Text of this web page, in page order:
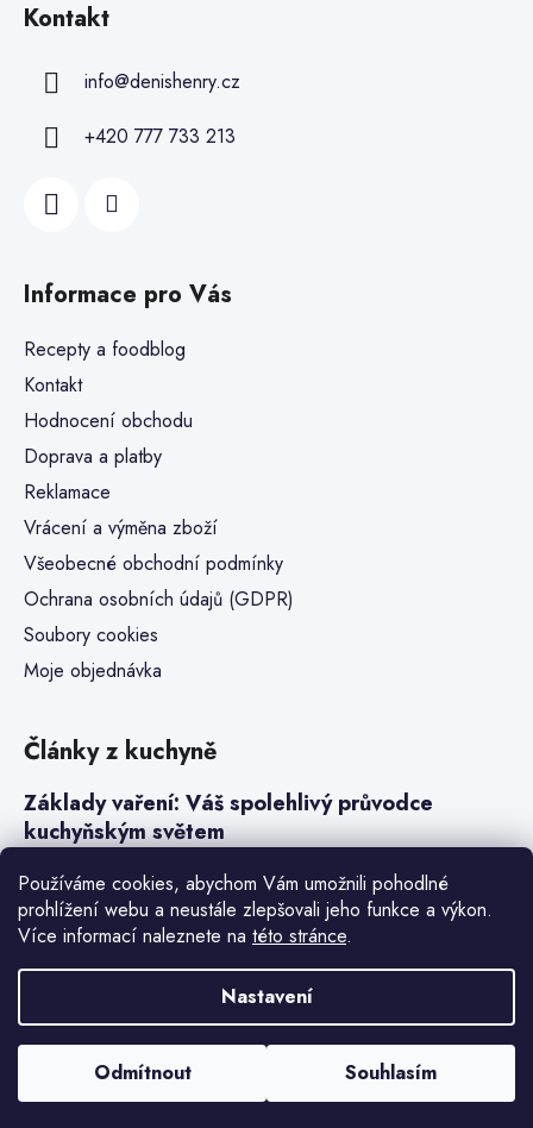
Používáme cookies, abychom Vám umožnili pohodlné
prohlížení webu a neustále zlepšovali jeho funkce a výkon.
Více informací naleznete na této stránce.
Nastavení
Odmítnout Souhlasím
Kontakt
info@denishenry.cz
+420 777 733 213
Informace pro Vás
Recepty a foodblog
Kontakt
Hodnocení obchodu
Doprava a platby
Reklamace
Vrácení a výměna zboží
Všeobecné obchodní podmínky
Ochrana osobních údajů (GDPR)
Soubory cookies
Moje objednávka
Články z kuchyně
Základy vaření: Váš spolehlivý průvodce
kuchyňským světem
Steaky a sous-vide vaření
Jak vařit v tlakovém hrnci neboli papiňáku
Vytvořil Shoptet Premium
Copyright 2026Denis Henry . Všechna práva vyhrazena.
nastavení cookies